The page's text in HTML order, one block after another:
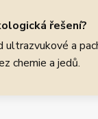
řešení?
ultrazvukové a
chemie a jedů.